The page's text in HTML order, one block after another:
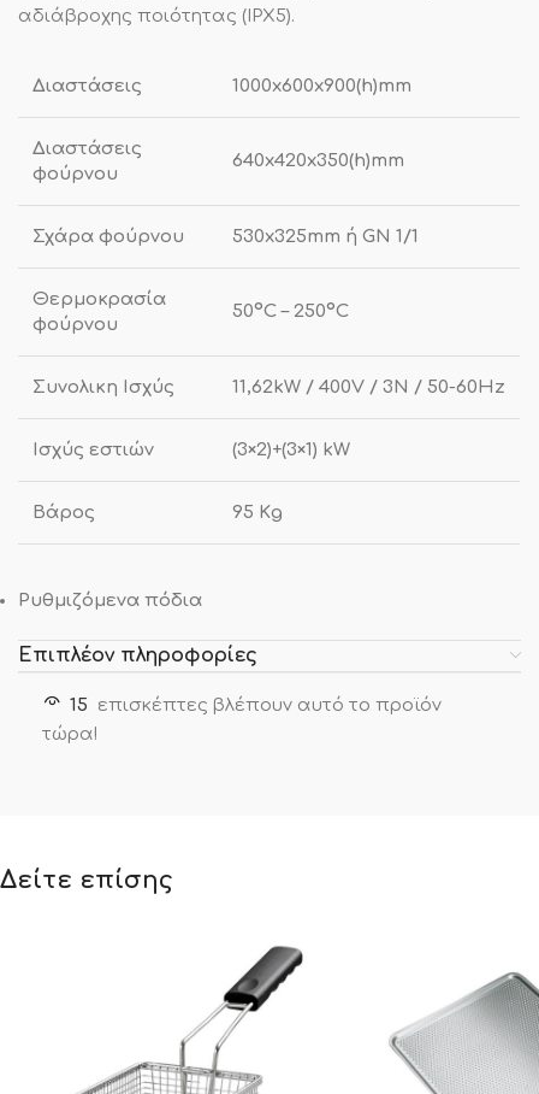
αδιάβροχης ποιότητας (IPX5).
Διαστάσεις 1000x600x900(h)mm
Διαστάσεις
φούρνου
640x420x350(h)mm
Σχάρα φούρνου 530x325mm ή GN 1/1
Θερμοκρασία
φούρνου
50ºC – 250ºC
Συνολικη Ισχύς 11,62kW / 400V / 3N / 50-60Hz
Ισχύς εστιών (3×2)+(3×1) kW
Βάρος 95 Κg
Ρυθμιζόμενα πόδια
Επιπλέον πληροφορίες
15 επισκέπτες βλέπουν αυτό το προϊόν
τώρα!
Δείτε επίσης